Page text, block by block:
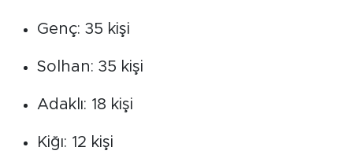
Genç: 35 kişi
Solhan: 35 kişi
Adaklı: 18 kişi
Kiğı: 12 kişi